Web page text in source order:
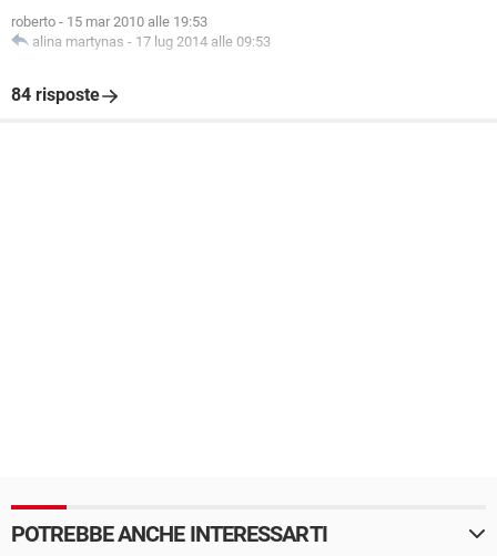
roberto - 15 mar 2010 alle 19:53
alina martynas - 17 lug 2014 alle 09:53
84 risposte
POTREBBE ANCHE INTERESSARTI